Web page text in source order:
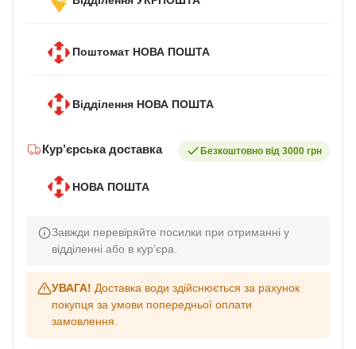
Поштомат НОВА ПОШТА
Відділення НОВА ПОШТА
Кур’єрська доставка Безкоштовно від 3000 грн
НОВА ПОШТА
Завжди перевіряйте посилки при отриманні у
відділенні або в кур’єра.
УВАГА! Доставка води здійснюється за рахунок
покупця за умови попередньої оплати
замовлення.